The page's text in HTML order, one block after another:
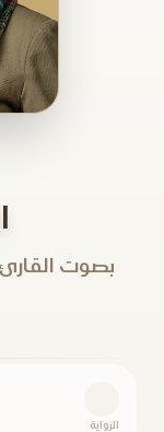
بصوت
الرواية